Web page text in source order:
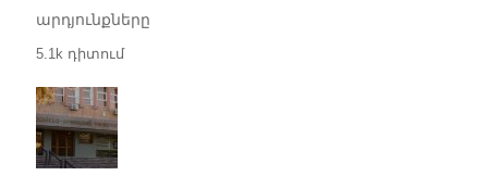
արդյունքները
5.1k դիտում